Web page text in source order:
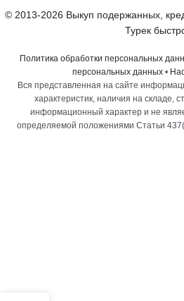
© 2013-2026 Выкуп подержанных,
Турек
Политика обработки персональных
персональных данных •
Вся представленная на сайте
характеристик, наличия на складе,
информационный характер и не
определяемой положениями Статьи